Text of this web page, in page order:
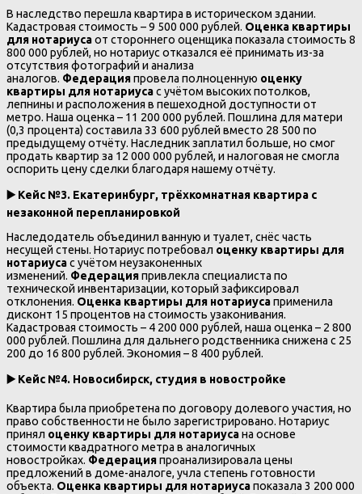
В наследство перешла квартира в историческом здании.
Кадастровая стоимость – 9 500 000 рублей. Оценка квартиры
для нотариусаот стороннего оценщика показала стоимость 8
800 000 рублей, но нотариус отказался её принимать из-за
отсутствия фотографий и анализа
аналогов. Федерацияпровела полноценную оценку
квартиры для нотариусас учётом высоких потолков,
лепнины и расположения в пешеходной доступности от
метро. Наша оценка – 11 200 000 рублей. Пошлина для матери
(0,3 процента) составила 33 600 рублей вместо 28 500 по
предыдущему отчёту. Наследник заплатил больше, но смог
продать квартир за 12 000 000 рублей, и налоговая не смогла
оспорить цену сделки благодаря нашему отчёту.
▶️ Кейс №3. Екатеринбург, трёхкомнатная квартира с
незаконной перепланировкой
Наследодатель объединил ванную и туалет, снёс часть
несущей стены. Нотариус потребовал оценку квартиры для
нотариусас учётом неузаконенных
изменений. Федерацияпривлекла специалиста по
технической инвентаризации, который зафиксировал
отклонения. Оценка квартиры для нотариусаприменила
дисконт 15 процентов на стоимость узаконивания.
Кадастровая стоимость – 4 200 000 рублей, наша оценка – 2 800
000 рублей. Пошлина для дальнего родственника снижена с 25
200 до 16 800 рублей. Экономия – 8 400 рублей.
▶️ Кейс №4. Новосибирск, студия в новостройке
Квартира была приобретена по договору долевого участия, но
право собственности не было зарегистрировано. Нотариус
принял оценку квартиры для нотариусана основе
стоимости квадратного метра в аналогичных
новостройках. Федерацияпроанализировала цены
предложений в доме-аналоге, учла степень готовности
объекта. Оценка квартиры для нотариусапоказала 3 200 000